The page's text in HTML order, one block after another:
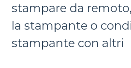
stampare da
la stampante o
stampante con altri